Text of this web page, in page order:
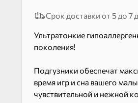
Срок доставки от 5 до 7
Ультратонкие
поколения!
Подгузники обеспечат
время игр и сна вашего
чувствительной и нежной
36 г
В